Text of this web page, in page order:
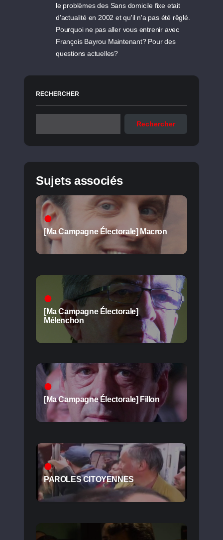
le problèmes des Sans domicile fixe etait
d'actualité en 2002 et qu'il n'a pas été rêglé.
Pourquoi ne pas aller vous entrenir avec
François Bayrou Maintenant? Pour des
questions actuelles?
RECHERCHER
Rechercher
Sujets associés
[Ma Campagne Électorale] Macron
[Ma Campagne Électorale]
Mélenchon
[Ma Campagne Électorale] Fillon
PAROLES CITOYENNES